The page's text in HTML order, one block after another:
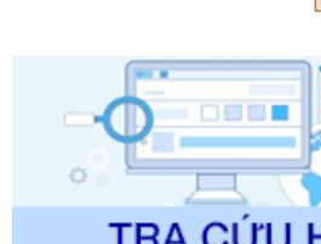
Số kí hiệu:2304/QĐ-UBND
Tên: Quyết định công bố Danh mục
được sửa đổi, bổ sung và phê
trình điện tử giải quyết thủ tục hành
lịch thuộc phạm vi chức năng quản
Ngày ban hành: 01/06/2026